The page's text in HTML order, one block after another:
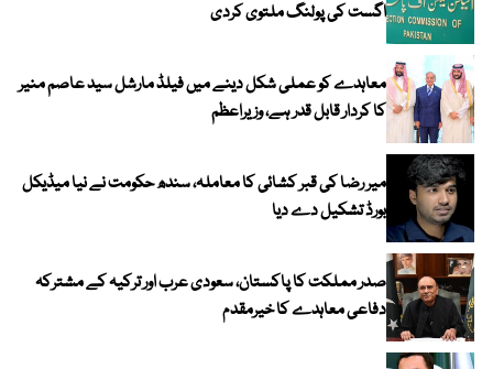
اگست کی پولنگ ملتوی کردی
معاہدے کو عملی شکل دینے میں فیلڈ مارشل سید عاصم منیر
کا کردار قابل قدر ہے، وزیراعظم
میر رضا کی قبر کشائی کا معاملہ، سندھ حکومت نے نیا میڈیکل
بورڈ تشکیل دے دیا
صدر مملکت کا پاکستان، سعودی عرب اور ترکیہ کے مشترکہ
دفاعی معاہدے کا خیرمقدم